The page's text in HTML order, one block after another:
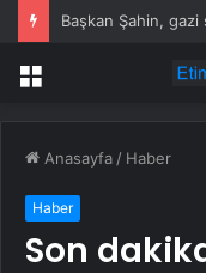
Menü
Anasayfa / Haber
Haber
Son